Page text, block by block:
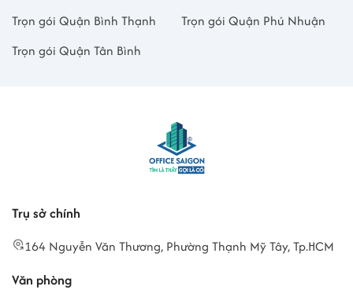
Trọn gói Quận Bình Thạnh
Trọn gói Quận Phú Nhuận
Trọn gói Quận Tân Bình
Trụ sở chính
164 Nguyễn Văn Thương, Phường Thạnh Mỹ Tây, Tp.HCM
Văn phòng